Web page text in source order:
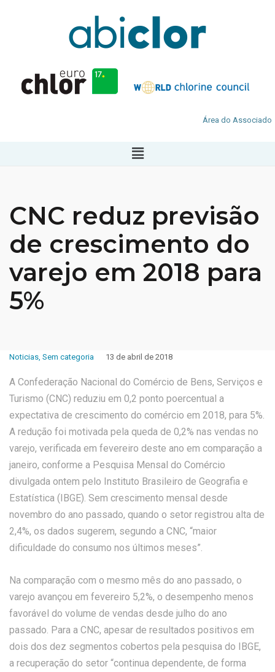
Área do Associado
CNC reduz previsão
de crescimento do
varejo em 2018 para
5%
Noticias, Sem categoria 13 de abril de 2018
A Confederação Nacional do Comércio de Bens, Serviços e
Turismo (CNC) reduziu em 0,2 ponto poercentual a
expectativa de crescimento do comércio em 2018, para 5%.
A redução foi motivada pela queda de 0,2% nas vendas no
varejo, verificada em fevereiro deste ano em comparação a
janeiro, conforme a Pesquisa Mensal do Comércio
divulgada ontem pelo Instituto Brasileiro de Geografia e
Estatística (IBGE). Sem crescimento mensal desde
novembro do ano passado, quando o setor registrou alta de
2,4%, os dados sugerem, segundo a CNC, “maior
dificuldade do consumo nos últimos meses”.
Na comparação com o mesmo mês do ano passado, o
varejo avançou em fevereiro 5,2%, o desempenho menos
favorável do volume de vendas desde julho do ano
passado. Para a CNC, apesar de resultados positivos em
dois dos dez segmentos cobertos pela pesquisa do IBGE,
a recuperação do setor “continua dependente, de forma